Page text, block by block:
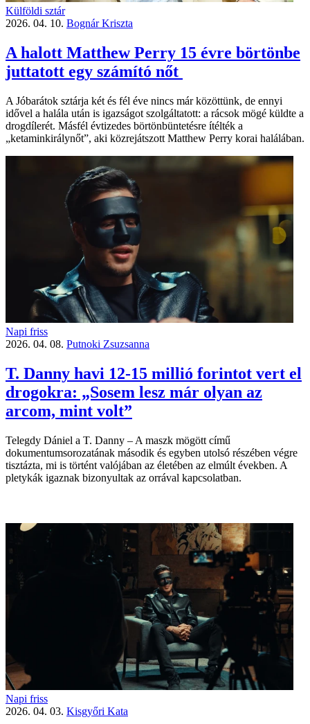
Külföldi sztár
2026. 04. 10. Bognár Kriszta
A halott Matthew Perry 15 évre börtönbe
juttatott egy számító nőt
A Jóbarátok sztárja két és fél éve nincs már közöttünk, de ennyi
idővel a halála után is igazságot szolgáltatott: a rácsok mögé küldte a
drogdílerét. Másfél évtizedes börtönbüntetésre ítélték a
„ketaminkirálynőt”, aki közrejátszott Matthew Perry korai halálában.
Napi friss
2026. 04. 08. Putnoki Zsuzsanna
T. Danny havi 12-15 millió forintot vert el
drogokra: „Sosem lesz már olyan az
arcom, mint volt”
Telegdy Dániel a T. Danny – A maszk mögött című
dokumentumsorozatának második és egyben utolsó részében végre
tisztázta, mi is történt valójában az életében az elmúlt években. A
pletykák igaznak bizonyultak az orrával kapcsolatban.
Napi friss
2026. 04. 03. Kisgyőri Kata